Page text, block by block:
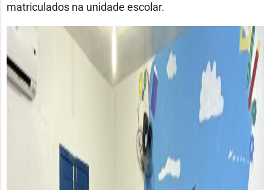
matriculados na unidade escolar.